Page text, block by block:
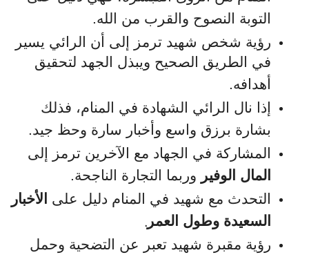
التوبة النصوح والقرب من الله.
رؤية شخص شهيد ترمز إلى أن الرائي يسير
في الطريق الصحيح ويبذل الجهد لتحقيق
أهدافه.
إذا نال الرائي الشهادة في المنام، فذلك
بشارة برزق واسع وأخبار سارة وحظ جيد.
المشاركة في الجهاد مع الآخرين ترمز إلى
المال الوفير وربما التجارة الناجحة.
التحدث مع شهيد في المنام دليل على الأخبار
السعيدة وطول العمر .
رؤية مقبرة شهيد تعبر عن التضحية وحمل